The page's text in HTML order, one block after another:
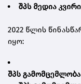
შპს მედია
2022 წლის
იყო:
შპს